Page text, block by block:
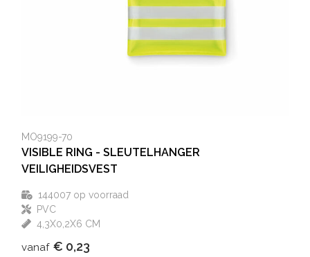
MO9199-70
VISIBLE RING - SLEUTELHANGER
VEILIGHEIDSVEST
144007op voorraad
PVC
4,3X0,2X6 CM
vanaf € 0,23